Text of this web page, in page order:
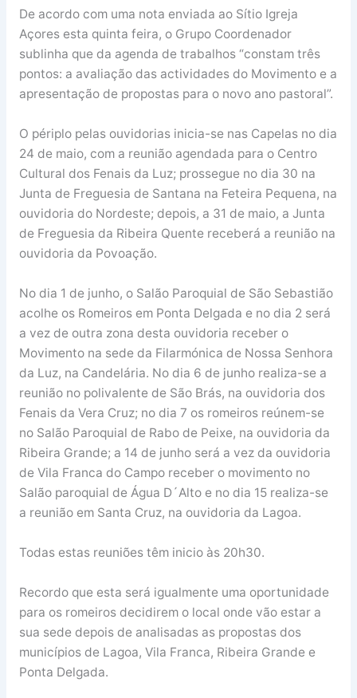
De acordo com uma nota enviada ao Sítio Igreja
Açores esta quinta feira, o Grupo Coordenador
sublinha que da agenda de trabalhos “constam três
pontos: a avaliação das actividades do Movimento e a
apresentação de propostas para o novo ano pastoral”.
O périplo pelas ouvidorias inicia-se nas Capelas no dia
24 de maio, com a reunião agendada para o Centro
Cultural dos Fenais da Luz; prossegue no dia 30 na
Junta de Freguesia de Santana na Feteira Pequena, na
ouvidoria do Nordeste; depois, a 31 de maio, a Junta
de Freguesia da Ribeira Quente receberá a reunião na
ouvidoria da Povoação.
No dia 1 de junho, o Salão Paroquial de São Sebastião
acolhe os Romeiros em Ponta Delgada e no dia 2 será
a vez de outra zona desta ouvidoria receber o
Movimento na sede da Filarmónica de Nossa Senhora
da Luz, na Candelária. No dia 6 de junho realiza-se a
reunião no polivalente de São Brás, na ouvidoria dos
Fenais da Vera Cruz; no dia 7 os romeiros reúnem-se
no Salão Paroquial de Rabo de Peixe, na ouvidoria da
Ribeira Grande; a 14 de junho será a vez da ouvidoria
de Vila Franca do Campo receber o movimento no
Salão paroquial de Água D´Alto e no dia 15 realiza-se
a reunião em Santa Cruz, na ouvidoria da Lagoa.
Todas estas reuniões têm inicio às 20h30.
Recordo que esta será igualmente uma oportunidade
para os romeiros decidirem o local onde vão estar a
sua sede depois de analisadas as propostas dos
municípios de Lagoa, Vila Franca, Ribeira Grande e
Ponta Delgada.